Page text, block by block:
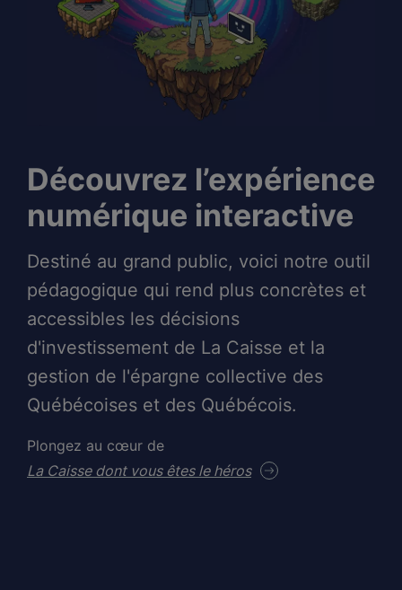
Découvrez l’expérience
numérique interactive
Destiné au grand public, voici notre outil
pédagogique qui rend plus concrètes et
accessibles les décisions
d'investissement de La Caisse et la
gestion de l'épargne collective des
Québécoises et des Québécois.
Plongez au cœur de
La Caisse dont vous êtes le héros